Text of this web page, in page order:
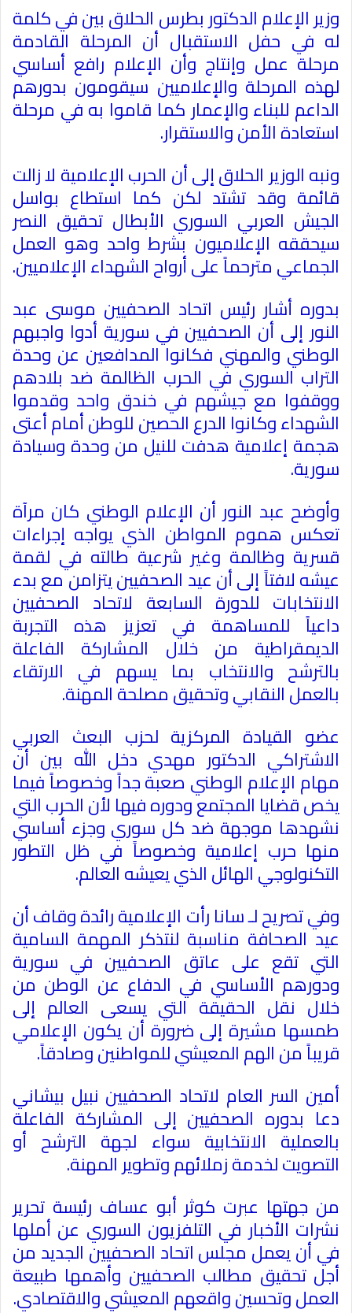
وزير الإعلام الدكتور بطرس الحلاق بين في كلمة
له في حفل الاستقبال أن المرحلة القادمة
مرحلة عمل وإنتاج وأن الإعلام رافع أساسي
لهذه المرحلة والإعلاميين سيقومون بدورهم
الداعم للبناء والإعمار كما قاموا به في مرحلة
استعادة الأمن والاستقرار.
ونبه الوزير الحلاق إلى أن الحرب الإعلامية لا زالت
قائمة وقد تشتد لكن كما استطاع بواسل
الجيش العربي السوري الأبطال تحقيق النصر
سيحققه الإعلاميون بشرط واحد وهو العمل
الجماعي مترحماً على أرواح الشهداء الإعلاميين.
بدوره أشار رئيس اتحاد الصحفيين موسى عبد
النور إلى أن الصحفيين في سورية أدوا واجبهم
الوطني والمهني فكانوا المدافعين عن وحدة
التراب السوري في الحرب الظالمة ضد بلادهم
ووقفوا مع جيشهم في خندق واحد وقدموا
الشهداء وكانوا الدرع الحصين للوطن أمام أعتى
هجمة إعلامية هدفت للنيل من وحدة وسيادة
سورية.
وأوضح عبد النور أن الإعلام الوطني كان مرآة
تعكس هموم المواطن الذي يواجه إجراءات
قسرية وظالمة وغير شرعية طالته في لقمة
عيشه لافتاً إلى أن عيد الصحفيين يتزامن مع بدء
الانتخابات للدورة السابعة لاتحاد الصحفيين
داعياً للمساهمة في تعزيز هذه التجربة
الديمقراطية من خلال المشاركة الفاعلة
بالترشح والانتخاب بما يسهم في الارتقاء
بالعمل النقابي وتحقيق مصلحة المهنة.
عضو القيادة المركزية لحزب البعث العربي
الاشتراكي الدكتور مهدي دخل الله بين أن
مهام الإعلام الوطني صعبة جداً وخصوصاً فيما
يخص قضايا المجتمع ودوره فيها لأن الحرب التي
نشهدها موجهة ضد كل سوري وجزء أساسي
منها حرب إعلامية وخصوصاً في ظل التطور
التكنولوجي الهائل الذي يعيشه العالم.
وفي تصريح لـ سانا رأت الإعلامية رائدة وقاف أن
عيد الصحافة مناسبة لنتذكر المهمة السامية
التي تقع على عاتق الصحفيين في سورية
ودورهم الأساسي في الدفاع عن الوطن من
خلال نقل الحقيقة التي يسعى العالم إلى
طمسها مشيرة إلى ضرورة أن يكون الإعلامي
قريباً من الهم المعيشي للمواطنين وصادقاً.
أمين السر العام لاتحاد الصحفيين نبيل بيشاني
دعا بدوره الصحفيين إلى المشاركة الفاعلة
بالعملية الانتخابية سواء لجهة الترشح أو
التصويت لخدمة زملائهم وتطوير المهنة.
من جهتها عبرت كوثر أبو عساف رئيسة تحرير
نشرات الأخبار في التلفزيون السوري عن أملها
في أن يعمل مجلس اتحاد الصحفيين الجديد من
أجل تحقيق مطالب الصحفيين وأهمها طبيعة
العمل وتحسين واقعهم المعيشي والاقتصادي.